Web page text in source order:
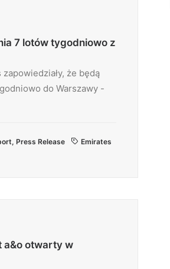
7 lotów tygodniowo z
że będą
do Warszawy -
, Press Release Emirates
a&o otwarty w